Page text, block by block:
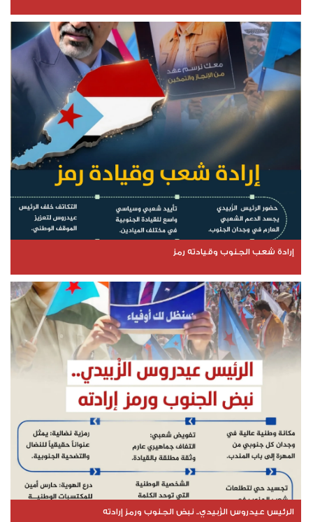
إرادة شعب الجنوب وقيادته رمز
الرئيس عيدروس الزُبيدي.. نبض الجنوب ورمز إرادته